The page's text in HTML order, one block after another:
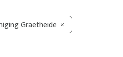
Graetheide